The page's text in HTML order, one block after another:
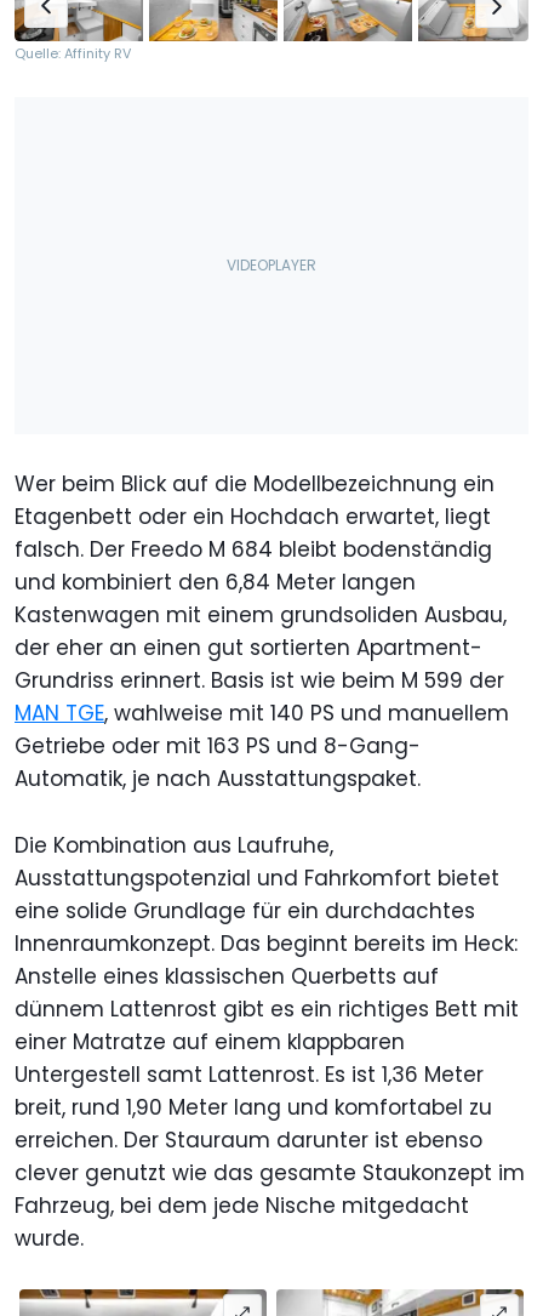
Quelle: Affinity RV
Wer beim Blick auf die Modellbezeichnung ein
Etagenbett oder ein Hochdach erwartet, liegt
falsch. Der Freedo M 684 bleibt bodenständig
und kombiniert den 6,84 Meter langen
Kastenwagen mit einem grundsoliden Ausbau,
der eher an einen gut sortierten Apartment-
Grundriss erinnert. Basis ist wie beim M 599 der
MAN TGE, wahlweise mit 140 PS und manuellem
Getriebe oder mit 163 PS und 8-Gang-
Automatik, je nach Ausstattungspaket.
Die Kombination aus Laufruhe,
Ausstattungspotenzial und Fahrkomfort bietet
eine solide Grundlage für ein durchdachtes
Innenraumkonzept. Das beginnt bereits im Heck:
Anstelle eines klassischen Querbetts auf
dünnem Lattenrost gibt es ein richtiges Bett mit
einer Matratze auf einem klappbaren
Untergestell samt Lattenrost. Es ist 1,36 Meter
breit, rund 1,90 Meter lang und komfortabel zu
erreichen. Der Stauraum darunter ist ebenso
clever genutzt wie das gesamte Staukonzept im
Fahrzeug, bei dem jede Nische mitgedacht
wurde.